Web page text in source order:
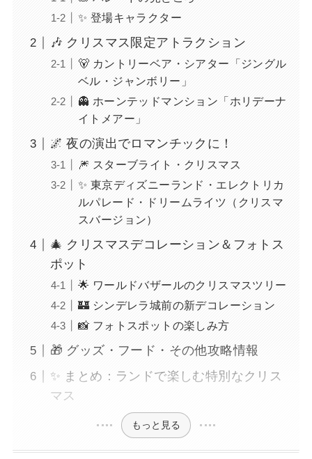
✨ 登場キャラクター
🎶 クリスマス限定アトラクション
🐻 カントリーベア・シアター「ジングル
ベル・ジャンボリー」
👻 ホーンテッドマンション「ホリデーナ
イトメアー」
🌌 夜の演出でロマンチックに！
🎆 スターブライト・クリスマス
✨ 東京ディズニーランド・エレクトリカ
ルパレード・ドリームライツ（クリスマ
スバージョン）
🎄 クリスマスデコレーション＆フォトス
ポット
🌟 ワールドバザールのクリスマスツリー
🏰 シンデレラ城前の新デコレーション
📸 フォトスポットの楽しみ方
🎁 グッズ・フード・その他攻略情報
✨ まとめ：ランドで楽しむ特別なクリス
マス
もっと見る